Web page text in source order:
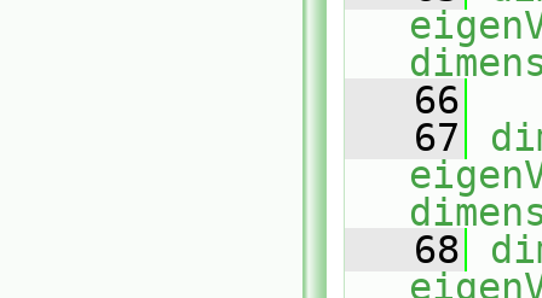
   66
   67
   68